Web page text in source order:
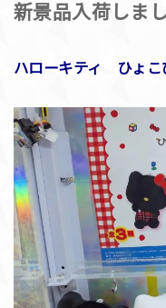
新景品入荷しま
ハローキティ ひょ